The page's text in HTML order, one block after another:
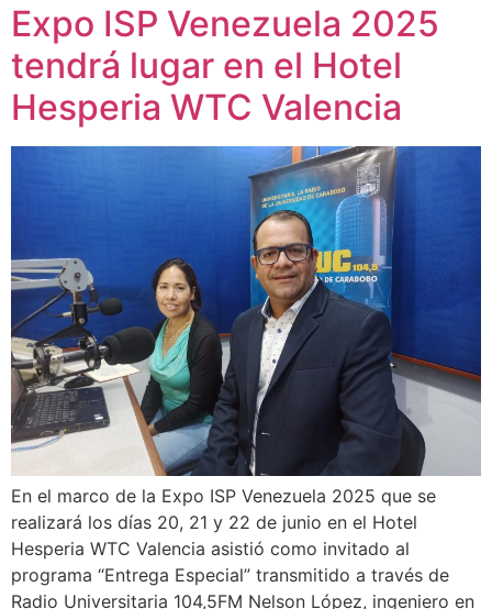
Expo ISP Venezuela 2025
tendrá lugar en el Hotel
Hesperia WTC Valencia
En el marco de la Expo ISP Venezuela 2025 que se
realizará los días 20, 21 y 22 de junio en el Hotel
Hesperia WTC Valencia asistió como invitado al
programa “Entrega Especial” transmitido a través de
Radio Universitaria 104,5FM Nelson López, ingeniero en